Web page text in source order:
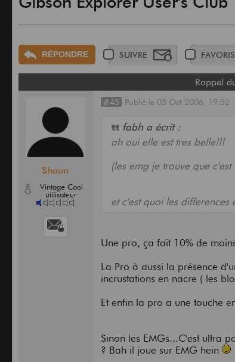
RÉPONDRE SUIVRE FAVORIS
Rappel
Shaun
Vintage Cool
utilisateur
#45 Publié le 05 Oct 2006, 19:52
fabh a écrit :
ah oui elle est tres belle!!!
(les emg je trouve que
et c'est quoi les
Une pro, ça fait 10% de
La Pro à aussi la présence
incrustations en nacre ( les
Et enfin la pro a une touche
Sinon les EMGs...C'est ultra
? Bah il joue sur EMG hein